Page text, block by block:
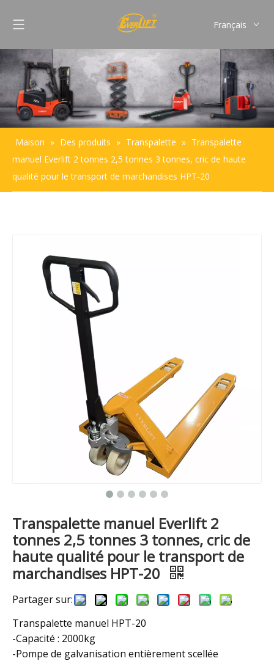
Français
Pусский
Español
Português
Maison » Des produits » Transpalette » Transpalette
manuel Everlift 2 tonnes 2,5 tonnes 3 tonnes, cric de haute
qualité pour le transport de marchandises HPT-20
Transpalette manuel Everlift 2
tonnes 2,5 tonnes 3 tonnes, cric de
haute qualité pour le transport de
marchandises HPT-20
Partager sur:
Transpalette manuel HPT-20
-Capacité : 2000kg
-Pompe de galvanisation entièrement scellée